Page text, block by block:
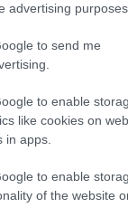
advertising purposes.
to send me
to enable
like cookies on
in apps.
to enable
of the website
végén-
nagy,
lapított, 19 mm
mint a makk.
erős növekedésű,
désre fokozottan
Korán termőre fordul,
2 kg/bokor száraz